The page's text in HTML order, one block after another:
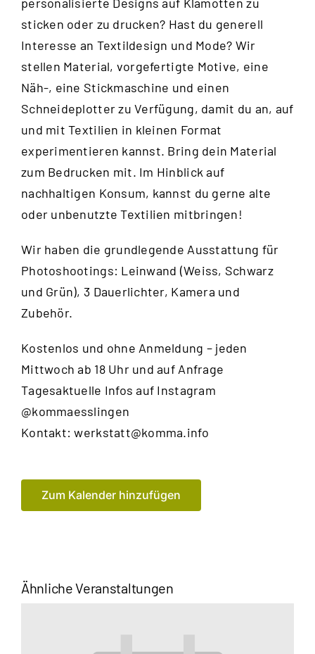
sticken oder zu drucken? Hast du generell
Interesse an Textildesign und Mode? Wir
stellen Material, vorgefertigte Motive, eine
Näh-, eine Stickmaschine und einen
Schneideplotter zu Verfügung, damit du an, auf
und mit Textilien in kleinen Format
experimentieren kannst. Bring dein Material
zum Bedrucken mit. Im Hinblick auf
nachhaltigen Konsum, kannst du gerne alte
oder unbenutzte Textilien mitbringen!
Wir haben die grundlegende Ausstattung für
Photoshootings: Leinwand (Weiss, Schwarz
und Grün), 3 Dauerlichter, Kamera und
Zubehör.
Kostenlos und ohne Anmeldung – jeden
Mittwoch ab 18 Uhr und auf Anfrage
Tagesaktuelle Infos auf Instagram
@kommaesslingen
Kontakt:werkstatt@komma.info
Zum Kalender hinzufügen
Ähnliche Veranstaltungen